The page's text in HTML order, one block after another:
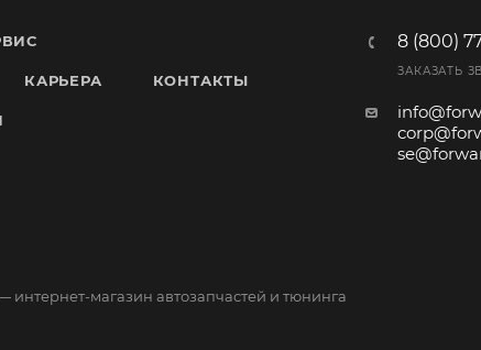
КАРЬЕРА КОНТАКТЫ
8 (800)
ЗАКАЗАТЬ
интернет-магазин автозапчастей и тюнинга